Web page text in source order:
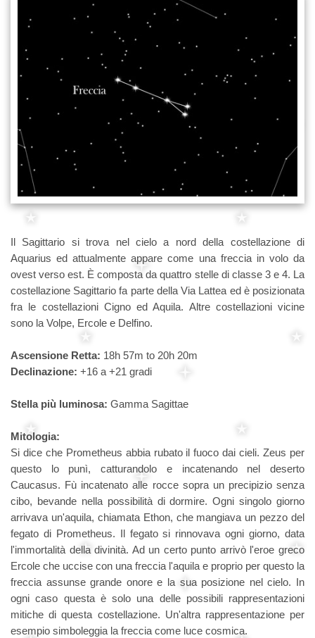
Il Sagittario si trova nel cielo a nord della costellazione di
Aquarius ed attualmente appare come una freccia in volo da
ovest verso est. È composta da quattro stelle di classe 3 e 4. La
costellazione Sagittario fa parte della Via Lattea ed è posizionata
fra le costellazioni Cigno ed Aquila. Altre costellazioni vicine
sono la Volpe, Ercole e Delfino.
Ascensione Retta: 18h 57m to 20h 20m
Declinazione: +16 a +21 gradi
Stella più luminosa: Gamma Sagittae
Mitologia:
Si dice che Prometheus abbia rubato il fuoco dai cieli. Zeus per
questo lo punì, catturandolo e incatenando nel deserto
Caucasus. Fù incatenato alle rocce sopra un precipizio senza
cibo, bevande nella possibilità di dormire. Ogni singolo giorno
arrivava un'aquila, chiamata Ethon, che mangiava un pezzo del
fegato di Prometheus. Il fegato si rinnovava ogni giorno, data
l'immortalità della divinità. Ad un certo punto arrivò l'eroe greco
Ercole che uccise con una freccia l'aquila e proprio per questo la
freccia assunse grande onore e la sua posizione nel cielo. In
ogni caso questa è solo una delle possibili rappresentazioni
mitiche di questa costellazione. Un'altra rappresentazione per
esempio simboleggia la freccia come luce cosmica.